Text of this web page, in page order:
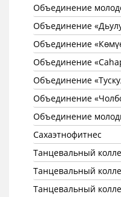
Объединение
Объединение
Объединение
Объединение
Объединение
Объединение
Объединение
Сахаэтнофитнес
Танцевальный
Танцевальный
Танцевальный